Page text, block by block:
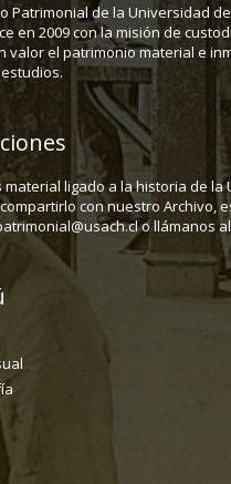
Patrimonial de la Universidad
en 2009 con la misión de
valor el patrimonio material e
material ligado a la historia de la
con nuestro Archivo,
o llámanos al